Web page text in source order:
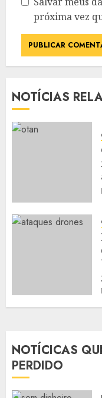
próxima vez
NOTÍCIAS
NOTÍCICAS
PERDIDO